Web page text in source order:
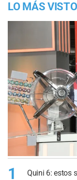
LO MÁS VISTO
1 Quini 6: estos